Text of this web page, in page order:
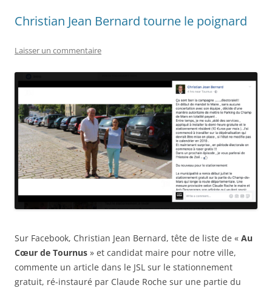
Christian Jean Bernard tourne le poignard
Laisser un commentaire
Sur Facebook, Christian Jean Bernard, tête de liste de « Au
Cœur de Tournus » et candidat maire pour notre ville,
commente un article dans le JSL sur le stationnement
gratuit, ré-instauré par Claude Roche sur une partie du